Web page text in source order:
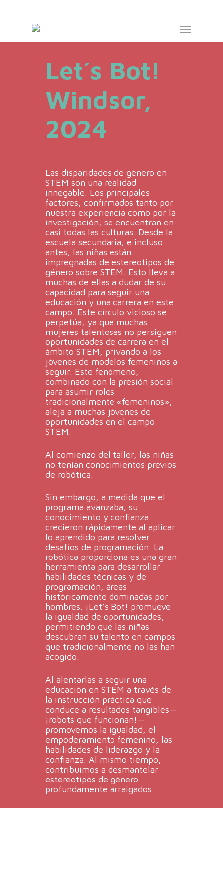
Let´s Bot!
Windsor,
2024
Las disparidades de género en
STEM son una realidad
innegable. Los principales
factores, confirmados tanto por
nuestra experiencia como por la
investigación, se encuentran en
casi todas las culturas. Desde la
escuela secundaria, e incluso
antes, las niñas están
impregnadas de estereotipos de
género sobre STEM. Esto lleva a
muchas de ellas a dudar de su
capacidad para seguir una
educación y una carrera en este
campo. Este círculo vicioso se
perpetúa, ya que muchas
mujeres talentosas no persiguen
oportunidades de carrera en el
ámbito STEM, privando a los
jóvenes de modelos femeninos a
seguir. Este fenómeno,
combinado con la presión social
para asumir roles
tradicionalmente «femeninos»,
aleja a muchas jóvenes de
oportunidades en el campo
STEM.
Al comienzo del taller, las niñas
no tenían conocimientos previos
de robótica.
Sin embargo, a medida que el
programa avanzaba, su
conocimiento y confianza
crecieron rápidamente al aplicar
lo aprendido para resolver
desafíos de programación. La
robótica proporciona es una gran
herramienta para desarrollar
habilidades técnicas y de
programación, áreas
históricamente dominadas por
hombres. ¡Let’s Bot! promueve
la igualdad de oportunidades,
permitiendo que las niñas
descubran su talento en campos
que tradicionalmente no las han
acogido.
Al alentarlas a seguir una
educación en STEM a través de
la instrucción práctica que
conduce a resultados tangibles—
¡robots que funcionan!—
promovemos la igualdad, el
empoderamiento femenino, las
habilidades de liderazgo y la
confianza. Al mismo tiempo,
contribuimos a desmantelar
estereotipos de género
profundamente arraigados.